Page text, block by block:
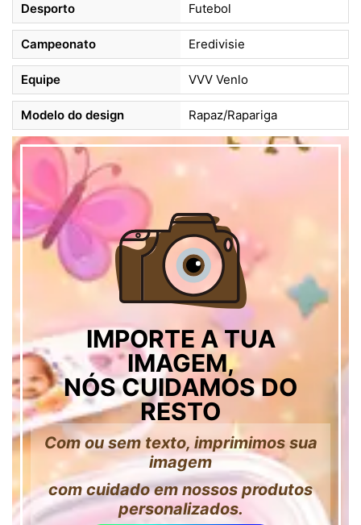
Desporto Futebol
Campeonato Eredivisie
Equipe VVV Venlo
Modelo do design Rapaz/Rapariga
IMPORTE A TUA
IMAGEM,
NÓS CUIDAMOS DO
RESTO
Com ou sem texto, imprimimos sua
imagem
com cuidado em nossos produtos
personalizados.